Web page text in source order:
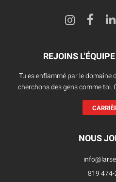
REJOINS
Tu es enflammé par le domaine
cherchons des gens comme toi.
NOUS
819 474-